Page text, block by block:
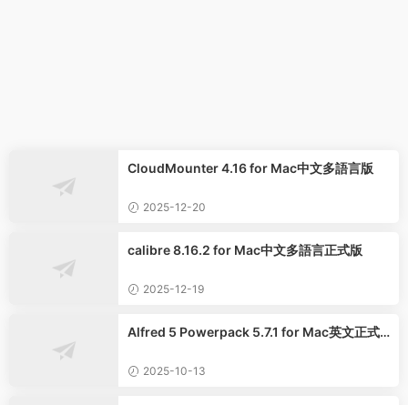
CloudMounter 4.16 for Mac中文多語言版
2025-12-20
calibre 8.16.2 for Mac中文多語言正式版
2025-12-19
Alfred 5 Powerpack 5.7.1 for Mac英文正式
2025-10-13